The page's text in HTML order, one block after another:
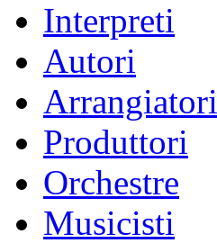
Interpreti
Autori
Arrangiatori
Produttori
Orchestre
Musicisti